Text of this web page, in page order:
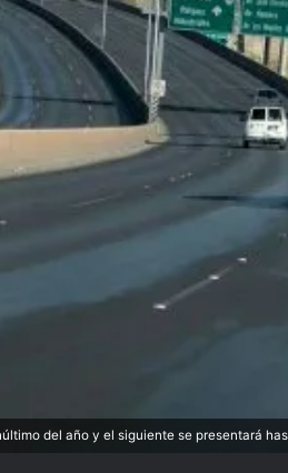
del año y el siguiente se presentará